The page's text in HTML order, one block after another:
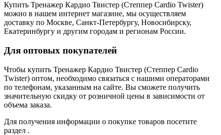
Купить Тренажер Кардио Твистер (Степпер Cardio Twister)
можно в нашем интернет магазине, мы осуществляем
доставку по Москве, Санкт-Петербургу, Новосибирску,
Екатеринбургу и другим городам и регионам России.
Для оптовых покупателей
Чтобы купить Тренажер Кардио Твистер (Степпер Cardio
Twister) оптом, необходимо связаться с нашими операторами
по телефонам, указанным на сайте. Вы сможете получить
значительную скидку от розничной цены в зависимости от
объема заказа.
Для получения информации о покупке товаров посетите
раздел .